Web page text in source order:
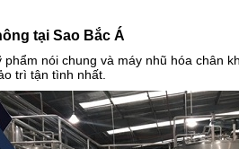
tại Sao Bắc Á
nói chung và máy nhũ hóa chân
trì tận tình nhất.